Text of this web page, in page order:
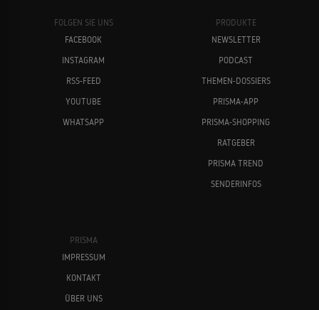
FOLGEN SIE UNS
FACEBOOK
INSTAGRAM
RSS-FEED
YOUTUBE
WHATSAPP
PRODUKTE
NEWSLETTER
PODCAST
THEMEN-DOSSIERS
PRISMA-APP
PRISMA-SHOPPING
RATGEBER
PRISMA TREND
SENDERINFOS
PRISMA
IMPRESSUM
KONTAKT
ÜBER UNS